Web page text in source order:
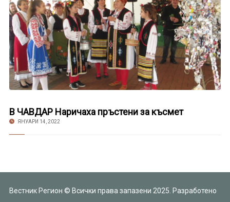
В ЧАВДАР Наричаха пръстени за късмет
ЯНУАРИ 14, 2022
Вестник Регион © Всички права запазени 2025. Разработено